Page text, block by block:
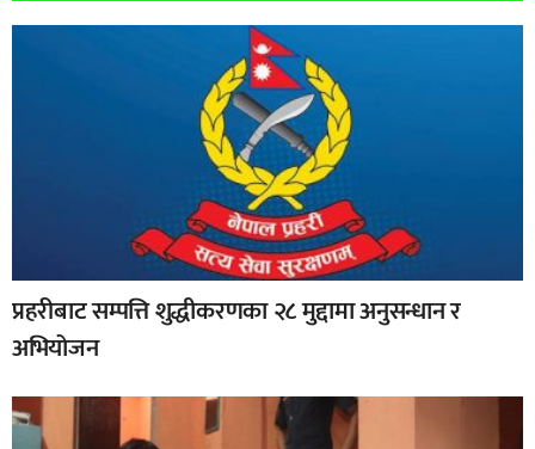
प्रहरीबाट सम्पत्ति शुद्धीकरणका २८ मुद्दामा अनुसन्धान र
अभियोजन